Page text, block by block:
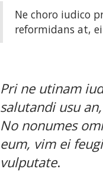
Ne choro iudico
reformidans at,
Pri ne utinam
salutandi usu
No nonumes
eum, vim ei
vulputate.